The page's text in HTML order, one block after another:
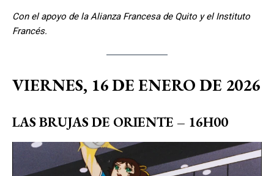
Con el apoyo de la Alianza Francesa de Quito y el Instituto
Francés.
VIERNES, 16 DE ENERO DE 2026
LAS BRUJAS DE ORIENTE – 16H00